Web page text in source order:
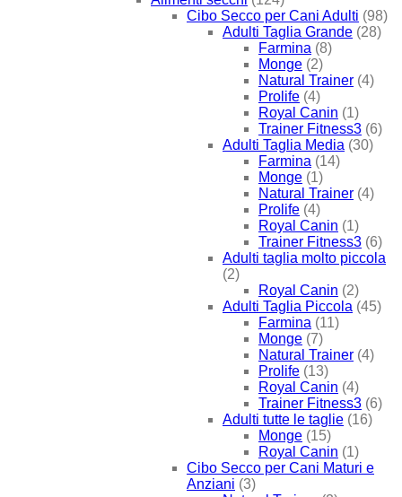
Cibo Secco per Cani Adulti (98)
Adulti Taglia Grande (28)
Farmina (8)
Monge (2)
Natural Trainer (4)
Prolife (4)
Royal Canin (1)
Trainer Fitness3 (6)
Adulti Taglia Media (30)
Farmina (14)
Monge (1)
Natural Trainer (4)
Prolife (4)
Royal Canin (1)
Trainer Fitness3 (6)
Adulti taglia molto piccola
(2)
Royal Canin (2)
Adulti Taglia Piccola (45)
Farmina (11)
Monge (7)
Natural Trainer (4)
Prolife (13)
Royal Canin (4)
Trainer Fitness3 (6)
Adulti tutte le taglie (16)
Monge (15)
Royal Canin (1)
Cibo Secco per Cani Maturi e
Anziani (3)